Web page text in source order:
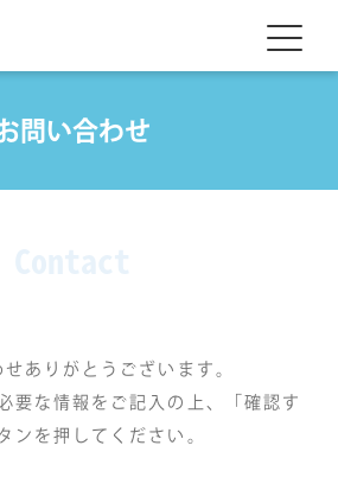
問い合わせ
ありがとうございます。
要な情報をご記入の上、「確認す
ンを押してください。